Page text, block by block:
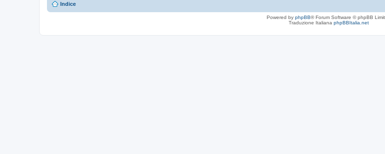
Indice
Powered by phpBB® Forum Software © phpBB
Traduzione Italiana phpBBItalia.net